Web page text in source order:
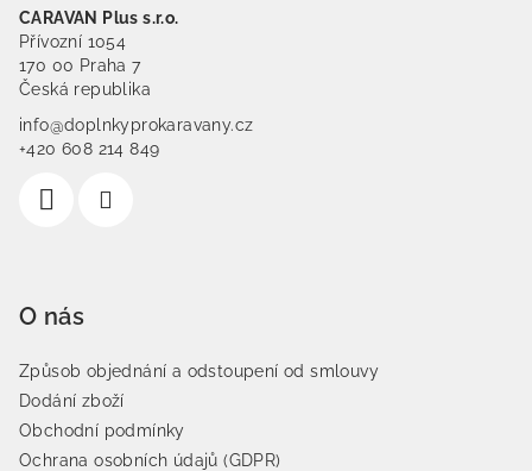
CARAVAN Plus s.r.o.
Přívozní 1054
170 00 Praha 7
Česká republika
info@doplnkyprokaravany.cz
+420 608 214 849
O nás
Způsob objednání a odstoupení od smlouvy
Dodání zboží
Obchodní podmínky
Ochrana osobních údajů (GDPR)